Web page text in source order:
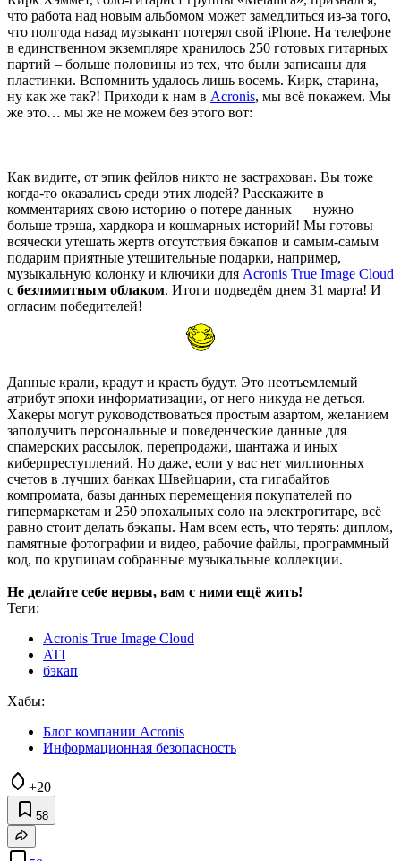
что работа над новым альбомом может замедлиться из-за того,
что полгода назад музыкант потерял свой iPhone. На телефоне
в единственном экземпляре хранилось 250 готовых гитарных
партий – больше половины из тех, что были записаны для
пластинки. Вспомнить удалось лишь восемь. Кирк, старина,
ну как же так?! Приходи к нам в Acronis, мы всё покажем. Мы
же это… мы же не можем без этого вот:
Как видите, от эпик фейлов никто не застрахован. Вы тоже
когда-то оказались среди этих людей? Расскажите в
комментариях свою историю о потере данных — нужно
больше трэша, хардкора и кошмарных историй! Мы готовы
всячески утешать жертв отсутствия бэкапов и самым-самым
подарим приятные утешительные подарки, например,
музыкальную колонку и ключики для Acronis True Image Cloud
с безлимитным облаком. Итоги подведём днем 31 марта! И
огласим победителей!
Данные крали, крадут и красть будут. Это неотъемлемый
атрибут эпохи информатизации, от него никуда не деться.
Хакеры могут руководствоваться простым азартом, желанием
заполучить персональные и поведенческие данные для
спамерских рассылок, перепродажи, шантажа и иных
киберпреступлений. Но даже, если у вас нет миллионных
счетов в лучших банках Швейцарии, ста гигабайтов
компромата, базы данных перемещения покупателей по
гипермаркетам и 250 эпохальных соло на электрогитаре, всё
равно стоит делать бэкапы. Нам всем есть, что терять: диплом,
памятные фотографии и видео, рабочие файлы, программный
код, по крупицам собранные музыкальные коллекции.
Не делайте себе нервы, вам с ними ещё жить!
Теги:
Acronis True Image Cloud
ATI
бэкап
Хабы:
Блог компании Acronis
Информационная безопасность
+20
58